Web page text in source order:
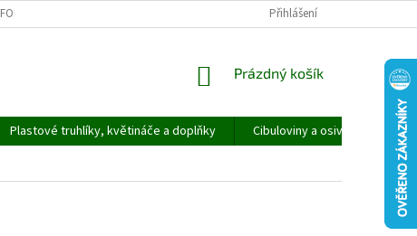
FORMULÁŘ PRO UPLATNĚNÍ REKLAMACE REKLAMAČNÍ ŘÁD
Přihlášení
NÁKUPNÍ
Prázdný košík
Plastové truhlíky, květináče a doplňky Cibuloviny a osivo